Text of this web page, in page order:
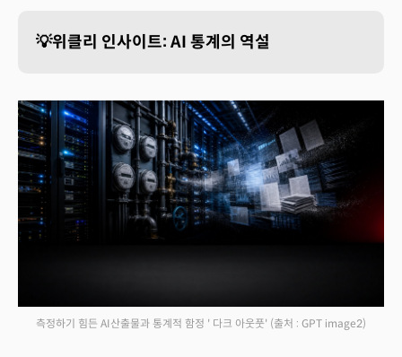
💡위클리 인사이트: AI 통계의 역설
측정하기 힘든 AI산출물과 통계적 함정 ' 다크 아웃풋' (출처 : GPT image2)